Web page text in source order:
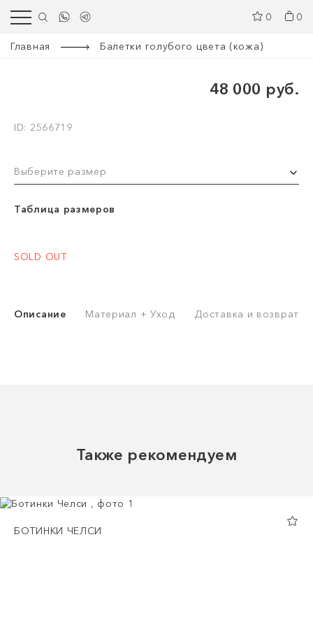
0 0
Главная Балетки голубого цвета (кожа)
48 000 руб.
ID: 2566719
Выберите размер
Таблица размеров
SOLD OUT
Описание Материал + Уход Доставка и возврат
Также рекомендуем
БОТИНКИ ЧЕЛСИ